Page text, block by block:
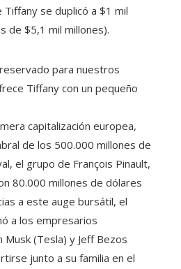
Tiffany se duplicó a $1 mil
de $5,1 mil millones).
para nuestros
Tiffany con un pequeño
capitalización europea,
de los 500.000 millones de
el grupo de François Pinault,
80.000 millones de dólares
a este auge bursátil, el
a los empresarios
(Tesla) y Jeff Bezos
junto a su familia en el